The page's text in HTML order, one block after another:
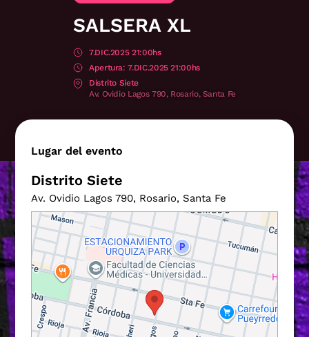
SALSERA XL
7.DIC.2025 21:00hs
7.DIC.2025 21:00hs
Distrito Siete
Av. Ovidio Lagos 790, Rosario, Santa Fe
Lugar del evento
Distrito Siete
Av. Ovidio Lagos 790, Rosario, Santa Fe